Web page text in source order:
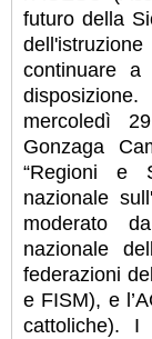
futuro della
continuare
mercoledì
Gonzaga
“Regioni e
nazionale
moderato
nazionale
federazioni
e FISM), e
cattoliche). I